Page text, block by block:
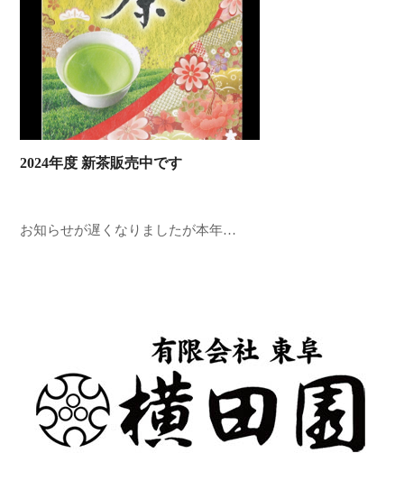
2024年度 新茶販売中です
お知らせが遅くなりましたが本年…